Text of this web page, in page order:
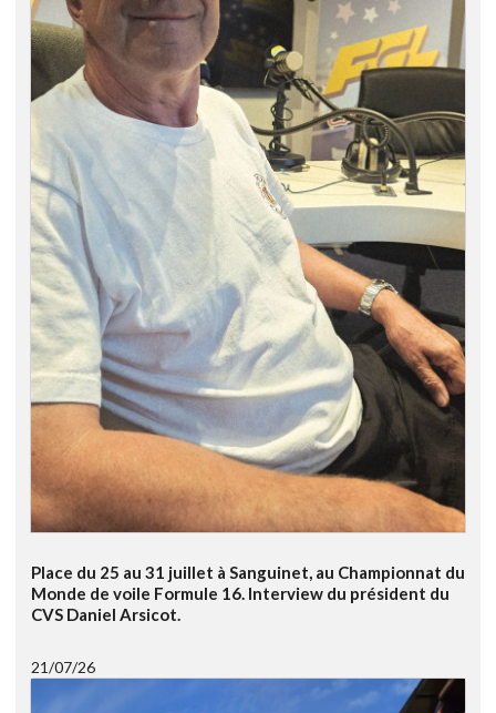
Place du 25 au 31 juillet à Sanguinet, au Championnat du
Monde de voile Formule 16. Interview du président du
CVS Daniel Arsicot.
21/07/26